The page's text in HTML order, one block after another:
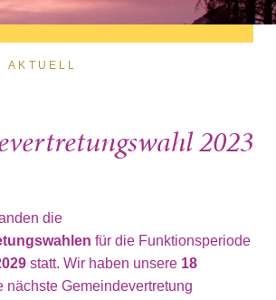
AKTUELL
2023
die
für die Funktionsperiode
statt. Wir haben unsere 18
nächste Gemeindevertretung